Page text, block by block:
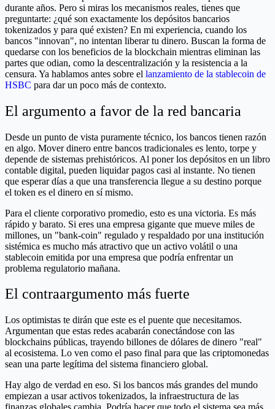
durante años. Pero si miras los mecanismos reales, tienes que
preguntarte: ¿qué son exactamente los depósitos bancarios
tokenizados y para qué existen? En mi experiencia, cuando los
bancos "innovan", no intentan liberar tu dinero. Buscan la forma de
quedarse con los beneficios de la blockchain mientras eliminan las
partes que odian, como la descentralización y la resistencia a la
censura. Ya hablamos antes sobre el lanzamiento de la stablecoin de
HSBC para dar un poco más de contexto.
El argumento a favor de la red bancaria
Desde un punto de vista puramente técnico, los bancos tienen razón
en algo. Mover dinero entre bancos tradicionales es lento, torpe y
depende de sistemas prehistóricos. Al poner los depósitos en un libro
contable digital, pueden liquidar pagos casi al instante. No tienen
que esperar días a que una transferencia llegue a su destino porque
el token es el dinero en sí mismo.
Para el cliente corporativo promedio, esto es una victoria. Es más
rápido y barato. Si eres una empresa gigante que mueve miles de
millones, un "bank-coin" regulado y respaldado por una institución
sistémica es mucho más atractivo que un activo volátil o una
stablecoin emitida por una empresa que podría enfrentar un
problema regulatorio mañana.
El contraargumento más fuerte
Los optimistas te dirán que este es el puente que necesitamos.
Argumentan que estas redes acabarán conectándose con las
blockchains públicas, trayendo billones de dólares de dinero "real"
al ecosistema. Lo ven como el paso final para que las criptomonedas
sean una parte legítima del sistema financiero global.
Hay algo de verdad en eso. Si los bancos más grandes del mundo
empiezan a usar activos tokenizados, la infraestructura de las